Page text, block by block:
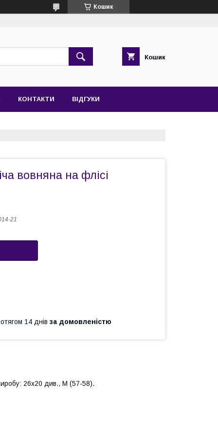
Кошик
Кошик
КОНТАКТИ ВІДГУКИ
вовняна на флісі
21
14 днів за домовленістю
26х20 див., М (57-58).